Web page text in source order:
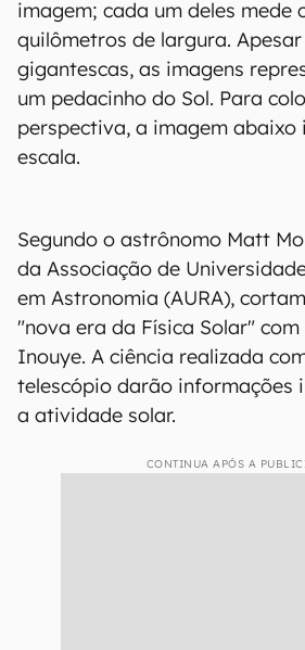
imagem; cada um deles mede
quilômetros de largura.
gigantescas, as imagens
um pedacinho do Sol. Para
perspectiva, a imagem abaixo
escala.
Segundo o astrônomo Matt
da Associação de
em Astronomia (AURA),
"nova era da Física Solar"
Inouye. A ciência realizada
telescópio darão informações
a atividade solar.
CONTINUA APÓS A